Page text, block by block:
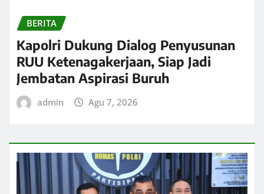
BERITA
Kapolri Dukung Dialog Penyusunan
RUU Ketenagakerjaan, Siap Jadi
Jembatan Aspirasi Buruh
admin Agu 7, 2026